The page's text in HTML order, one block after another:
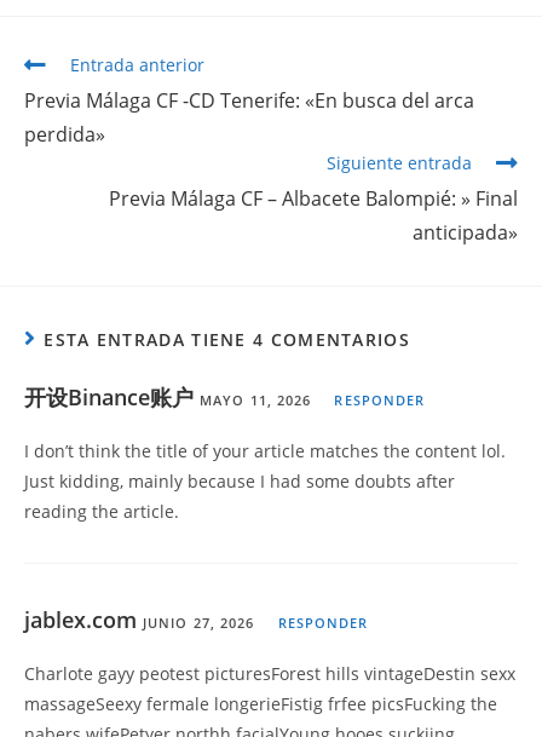
Entrada anterior
Previa Málaga CF -CD Tenerife: «En busca del arca
perdida»
Siguiente entrada
Previa Málaga CF – Albacete Balompié: » Final
anticipada»
ESTA ENTRADA TIENE 4 COMENTARIOS
开设Binance账户 MAYO 11, 2026 RESPONDER
I don’t think the title of your article matches the content lol.
Just kidding, mainly because I had some doubts after
reading the article.
jablex.com JUNIO 27, 2026 RESPONDER
Charlote gayy peotest picturesForest hills vintageDestin sexx
massageSeexy fermale longerieFistig frfee picsFucking the